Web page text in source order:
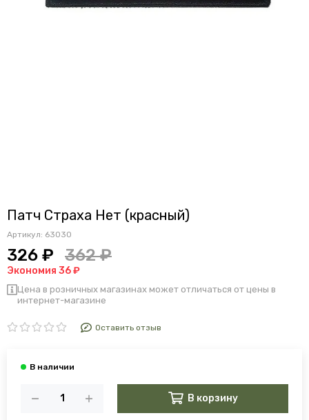
Патч Страха Нет (красный)
Артикул: 63030
326 ₽ 362 ₽
Экономия 36 ₽
Цена в розничных магазинах может отличаться от цены в
интернет-магазине
Оставить отзыв
В корзину